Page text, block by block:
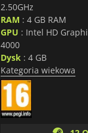
2.50GHz
RAM : 4 GB RAM
GPU : Intel HD
4000
Dysk: 4 GB
Kategoria wiekowa